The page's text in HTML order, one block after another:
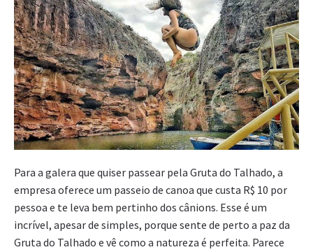
Para a galera que quiser passear pela Gruta do Talhado, a
empresa oferece um passeio de canoa que custa R$ 10 por
pessoa e te leva bem pertinho dos cânions. Esse é um
incrível, apesar de simples, porque sente de perto a paz da
Gruta do Talhado e vê como a natureza é perfeita. Parece